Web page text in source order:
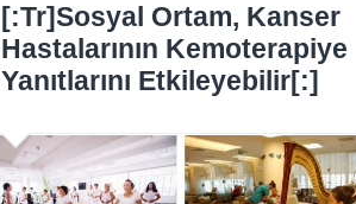
[:tr]Sosyal Ortam, Kanser
Hastalarının Kemoterapiye
Yanıtlarını Etkileyebilir[:]